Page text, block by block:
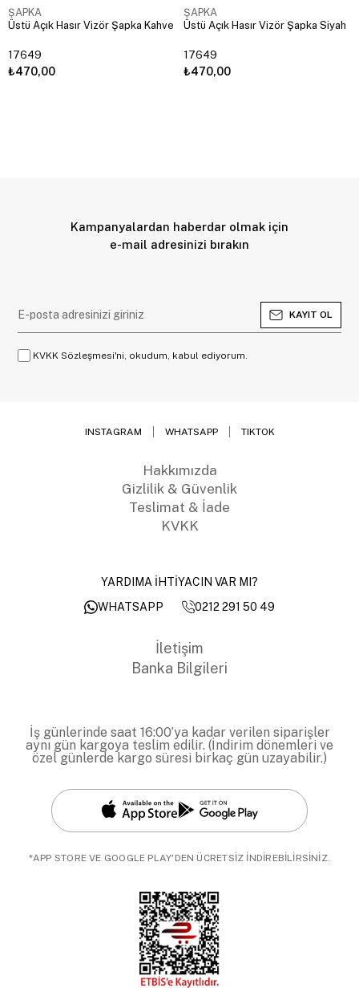
ŞAPKA
Üstü Açık Hasır Vizör Şapka Kahve
17649
₺470,00
ŞAPKA
Üstü Açık Hasır Vizör Şapka Siyah
17649
₺470,00
Kampanyalardan haberdar olmak için
e-mail adresinizi bırakın
KAYIT OL
KVKK Sözleşmesi'ni, okudum, kabul ediyorum.
INSTAGRAM WHATSAPP TIKTOK
Hakkımızda
Gizlilik & Güvenlik
Teslimat & İade
KVKK
YARDIMA İHTİYACIN VAR MI?
WHATSAPP
0212 291 50 49
İletişim
Banka Bilgileri
İş günlerinde saat 16:00’ya kadar verilen siparişler
aynı gün kargoya teslim edilir. (İndirim dönemleri ve
özel günlerde kargo süresi birkaç gün uzayabilir.)
*APP STORE VE GOOGLE PLAY'DEN ÜCRETSİZ İNDİREBİLİRSİNİZ.